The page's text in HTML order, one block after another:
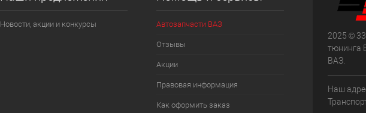
Новости, акции и конкурсы Автозапчасти ВАЗ
Отзывы
Акции
Правовая информация
Как оформить заказ
2025 ©
тюнинга
ВАЗ.
Наш